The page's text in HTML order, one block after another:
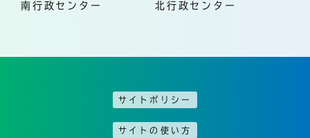
南行政センター
北行政センター
サイトポリシー
サイトの使い方